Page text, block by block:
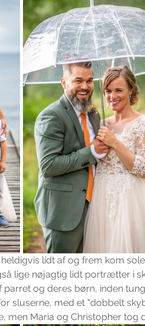
lidt af og frem kom
lige nøjagtig lidt portrætter i
parret og deres børn, inden
sluserne, med et "dobbelt
men Maria og Christopher